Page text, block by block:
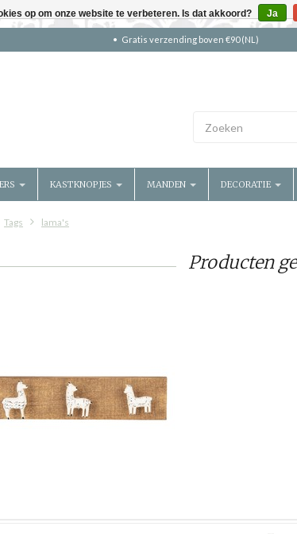
Gratis verzending boven €90 (NL)
KASTKNOPJES MANDEN DECORATIE
Tags lama's
Producten
op om onze website te verbeteren. Is dat akkoord? Ja